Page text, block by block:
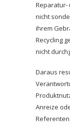
Reparatur-
nicht
ihrem
Recycling
nicht
Daraus
Anreize